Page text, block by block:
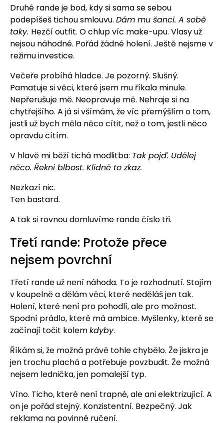
Druhé rande je bod, kdy si sama se sebou
podepíšeš tichou smlouvu. Dám mu šanci. A sobě
taky. Hezčí outfit. O chlup víc make-upu. Vlasy už
nejsou náhodné. Pořád žádné holení. Ještě nejsme v
režimu investice.
Večeře probíhá hladce. Je pozorný. Slušný.
Pamatuje si věci, které jsem mu říkala minule.
Nepřerušuje mě. Neopravuje mě. Nehraje si na
chytřejšího. A já si všímám, že víc přemýšlím o tom,
jestli už bych měla něco cítit, než o tom, jestli něco
opravdu cítím.
V hlavě mi běží tichá modlitba: Tak pojď. Udělej
něco. Řekni blbost. Klidně to zkaz.
Nezkazí nic.
Ten bastard.
A tak si rovnou domluvíme rande číslo tři.
Třetí rande: Protože přece
nejsem povrchní
Třetí rande už není náhoda. To je rozhodnutí. Stojím
v koupelně a dělám věci, které neděláš jen tak.
Holení, které není pro pohodlí, ale pro možnost.
Spodní prádlo, které má ambice. Myšlenky, které se
začínají točit kolemkdyby.
Říkám si, že možná právě tohle chybělo. Že jiskra je
jen trochu plachá a potřebuje povzbudit. Že možná
nejsem lednička, jen pomalejší typ.
Víno. Ticho, které není trapné, ale ani elektrizující. A
on je pořád stejný. Konzistentní. Bezpečný. Jak
reklama na povinné ručení.